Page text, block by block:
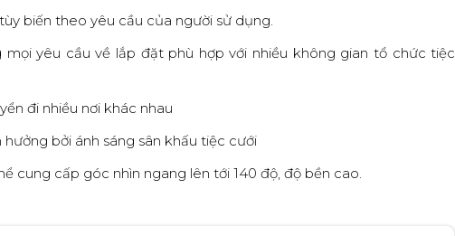
biến theo yêu cầu của người sử dụng.
yêu cầu về lắp đặt phù hợp với nhiều không gian tổ chức tiệc
đi nhiều nơi khác nhau
bởi ánh sáng sân khấu tiệc cưới
cung cấp góc nhìn ngang lên tới 140 độ, độ bền cao.